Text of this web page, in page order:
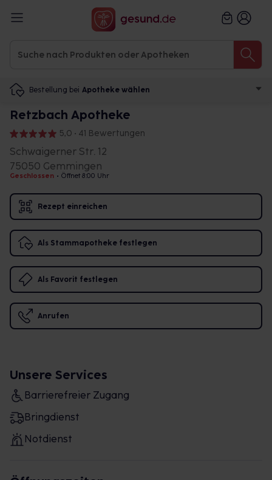
Bestellung bei Apotheke wählen
Retzbach Apotheke
5,0 • 41 Bewertungen
Schwaigerner Str. 12
75050 Gemmingen
Geschlossen • Öffnet 8:00 Uhr
Rezept einreichen
Als Stammapotheke festlegen
Als Favorit festlegen
Anrufen
Unsere Services
Barrierefreier Zugang
Bringdienst
Notdienst